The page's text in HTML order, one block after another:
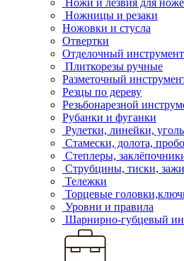
Ножи и лезвия для
Ножницы и резаки
Ножовки и стусла
Отвертки
Отделочный инструмент
Плиткорезы ручные
Разметочный
Резцы по дереву
Резьбонарезной
Рубанки и фуганки
Рулетки, линейки,
Стамески, долота,
Степлеры,
Струбцины, тиски,
Тележки
Торцевые
Уровни и правила
Шарнирно-губцевый